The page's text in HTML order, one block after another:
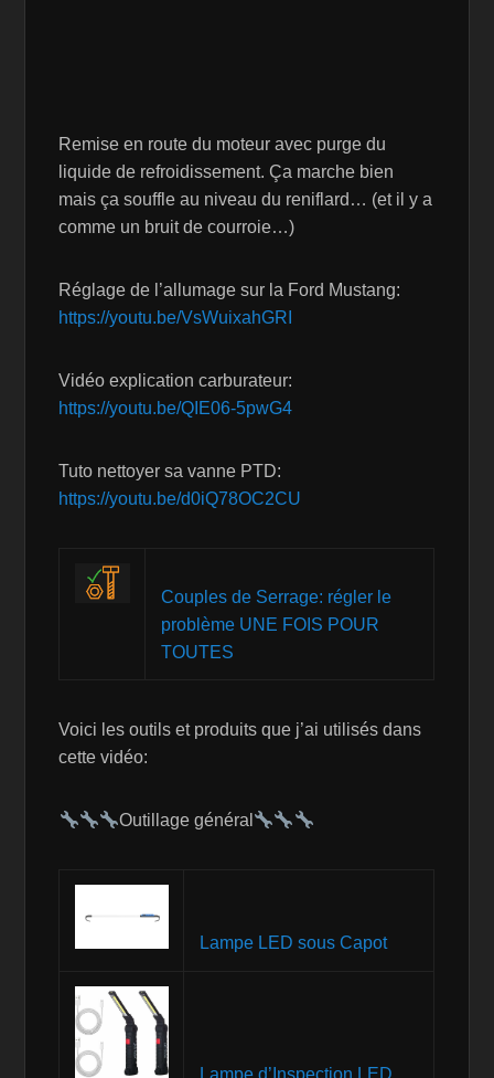
Remise en route du moteur avec purge du
liquide de refroidissement. Ça marche bien
mais ça souffle au niveau du reniflard… (et il y a
comme un bruit de courroie…)
Réglage de l’allumage sur la Ford Mustang:
https://youtu.be/VsWuixahGRI
Vidéo explication carburateur:
https://youtu.be/QIE06-5pwG4
Tuto nettoyer sa vanne PTD:
https://youtu.be/d0iQ78OC2CU
Couples de Serrage: régler le
problème UNE FOIS POUR
TOUTES
Voici les outils et produits que j’ai utilisés dans
cette vidéo:
Outillage général
Lampe LED sous Capot